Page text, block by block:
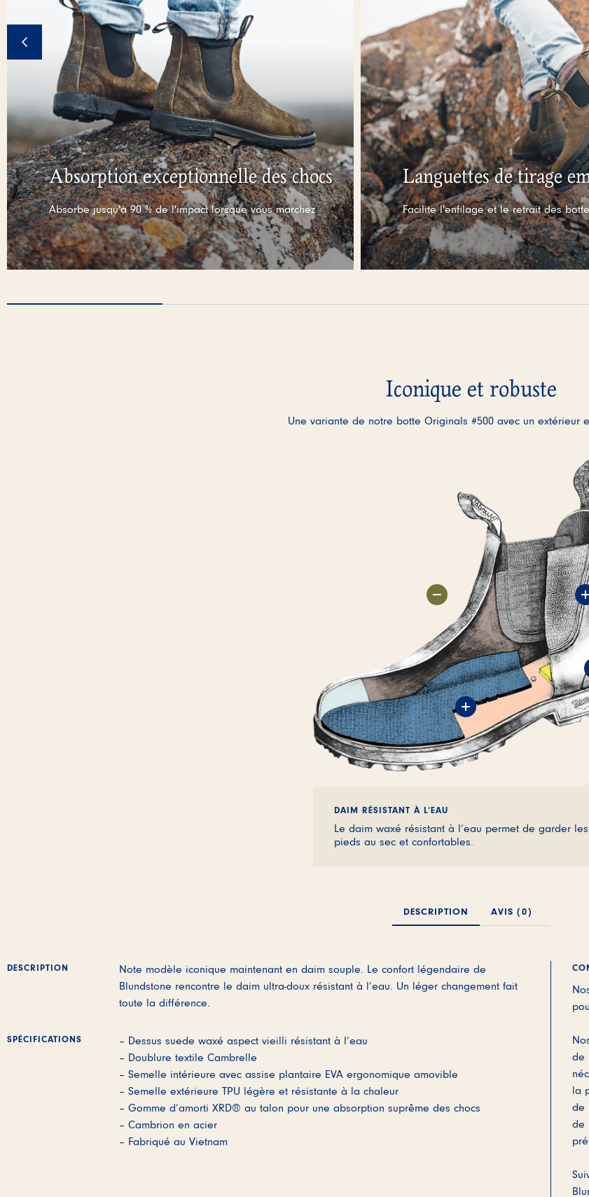
Absorption exceptionnelle des chocs
Absorbe jusqu'à 90 % de l'impact lorsque vous marchez
Languettes de tirage
Facilite l'enfilage et le retrait des
Iconique et robuste
Une variante de notre botte Originals #500 avec un extérieur
DAIM RÉSISTANT À L’EAU
Le daim waxé résistant à l’eau permet de garder les
pieds au sec et confortables.
DESCRIPTION AVIS (0)
DESCRIPTION
Note modèle iconique maintenant en daim souple. Le confort légendaire de
Blundstone rencontre le daim ultra-doux résistant à l’eau. Un léger changement fait
toute la différence.
SPÉCIFICATIONS
– Dessus suede waxé aspect vieilli résistant à l’eau
– Doublure textile Cambrelle
– Semelle intérieure avec assise plantaire EVA ergonomique amovible
– Semelle extérieure TPU légère et résistante à la chaleur
– Gomme d’amorti XRD® au talon pour une absorption suprême des chocs
– Cambrion en acier
– Fabriqué au Vietnam
de
la
de
de